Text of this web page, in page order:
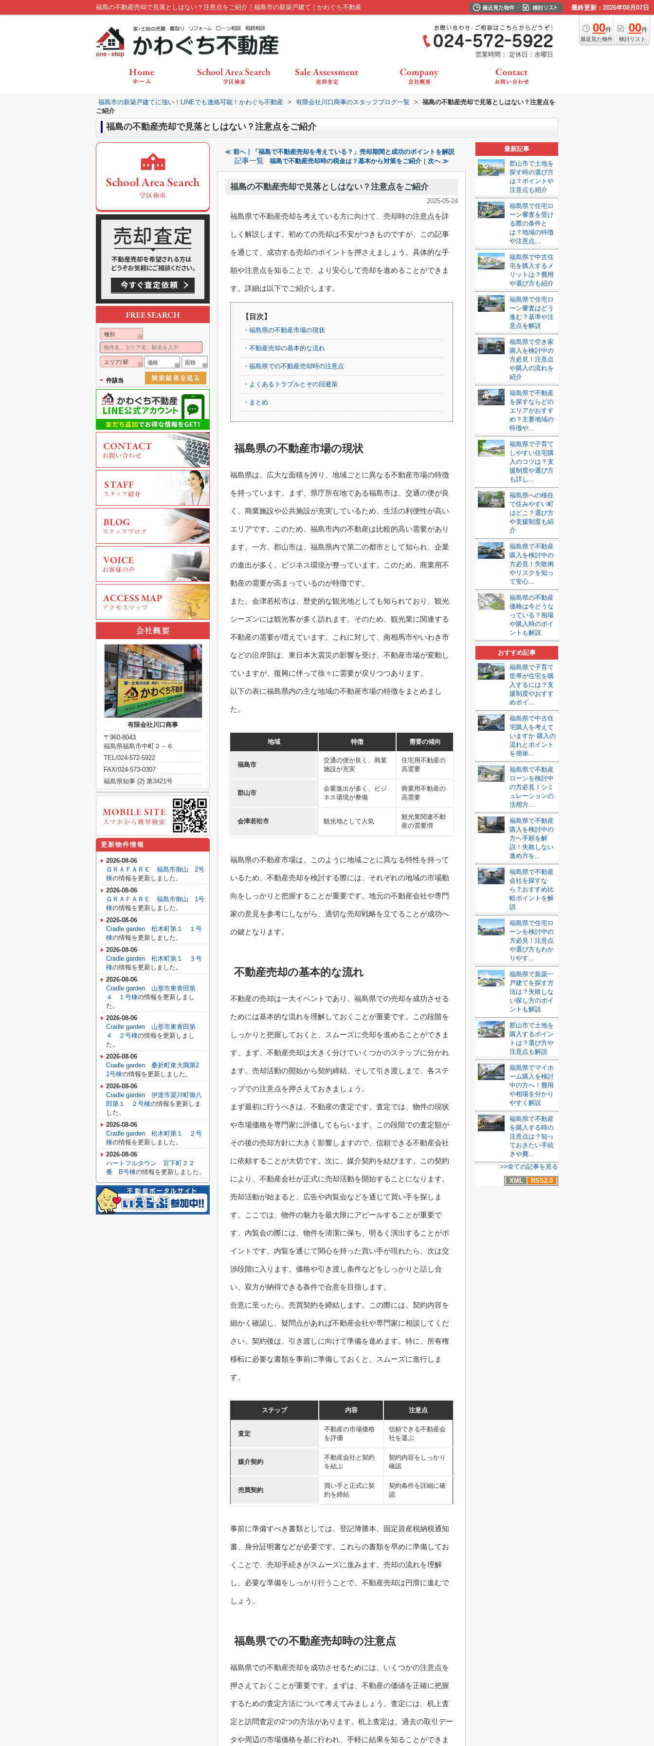
福島の不動産売却で見落としはない？注意点をご紹介｜福島市の新築戸建て｜かわぐち不動産 最終更新：2026年08月07日
00件
最近見た物件
00件
検討リスト
営業時間： 定休日：水曜日
福島市の新築戸建てに強い！LINEでも連絡可能！かわぐち不動産 > 有限会社川口商事のスタッフブログ一覧 >
福島の不動産売却で見落としはない？注意点を
ご紹介
福島の不動産売却で見落としはない？注意点をご紹介
≪ 前へ｜「福島で不動産売却を考えている？」売却期間と成功のポイントを解説
記事一覧 福島で不動産売却時の税金は？基本から対策をご紹介｜次へ ≫
福島の不動産売却で見落としはない？注意点をご紹介
2025-05-24
福島県で不動産売却を考えている方に向けて、売却時の注意点を詳
しく解説します。初めての売却は不安がつきものですが、この記事
を通じて、成功する売却のポイントを押さえましょう。具体的な手
順や注意点を知ることで、より安心して売却を進めることができま
す。詳細は以下でご紹介します。
【目次】
・福島県の不動産市場の現状
・不動産売却の基本的な流れ
・福島県での不動産売却時の注意点
・よくあるトラブルとその回避策
・まとめ
福島県の不動産市場の現状
福島県は、広大な面積を誇り、地域ごとに異なる不動産市場の特徴
を持っています。まず、県庁所在地である福島市は、交通の便が良
く、商業施設や公共施設が充実しているため、生活の利便性が高い
エリアです。このため、福島市内の不動産は比較的高い需要があり
ます。一方、郡山市は、福島県内で第二の都市として知られ、企業
の進出が多く、ビジネス環境が整っています。このため、商業用不
動産の需要が高まっているのが特徴です。
また、会津若松市は、歴史的な観光地としても知られており、観光
シーズンには観光客が多く訪れます。そのため、観光業に関連する
不動産の需要が増えています。これに対して、南相馬市やいわき市
などの沿岸部は、東日本大震災の影響を受け、不動産市場が変動し
ていますが、復興に伴って徐々に需要が戻りつつあります。
以下の表に福島県内の主な地域の不動産市場の特徴をまとめまし
た。
地域 特徴 需要の傾向
福島市
交通の便が良く、商業
施設が充実
住宅用不動産の
高需要
郡山市
企業進出が多く、ビジ
ネス環境が整備
商業用不動産の
高需要
会津若松市 観光地として人気
観光業関連不動
産の需要増
福島県の不動産市場は、このように地域ごとに異なる特性を持って
いるため、不動産売却を検討する際には、それぞれの地域の市場動
向をしっかりと把握することが重要です。地元の不動産会社や専門
家の意見を参考にしながら、適切な売却戦略を立てることが成功へ
の鍵となります。
不動産売却の基本的な流れ
不動産の売却は一大イベントであり、福島県での売却を成功させる
ためには基本的な流れを理解しておくことが重要です。この段階を
しっかりと把握しておくと、スムーズに売却を進めることができま
す。まず、不動産売却は大きく分けていくつかのステップに分かれ
ます。売却活動の開始から契約締結、そして引き渡しまで、各ステ
ップでの注意点を押さえておきましょう。
まず最初に行うべきは、不動産の査定です。査定では、物件の現状
や市場価格を専門家に評価してもらいます。この段階での査定額が
その後の売却方針に大きく影響しますので、信頼できる不動産会社
に依頼することが大切です。次に、媒介契約を結びます。この契約
により、不動産会社が正式に売却活動を開始することになります。
売却活動が始まると、広告や内覧会などを通じて買い手を探しま
す。ここでは、物件の魅力を最大限にアピールすることが重要で
す。内覧会の際には、物件を清潔に保ち、明るく演出することがポ
イントです。内覧を通じて関心を持った買い手が現れたら、次は交
渉段階に入ります。価格や引き渡し条件などをしっかりと話し合
い、双方が納得できる条件で合意を目指します。
合意に至ったら、売買契約を締結します。この際には、契約内容を
細かく確認し、疑問点があれば不動産会社や専門家に相談してくだ
さい。契約後は、引き渡しに向けて準備を進めます。特に、所有権
移転に必要な書類を事前に準備しておくと、スムーズに進行しま
す。
ステップ 内容 注意点
査定
不動産の市場価格
を評価
信頼できる不動産会
社を選ぶ
媒介契約
不動産会社と契約
を結ぶ
契約内容をしっかり
確認
売買契約
買い手と正式に契
約を締結
契約条件を詳細に確
認
事前に準備すべき書類としては、登記簿謄本、固定資産税納税通知
書、身分証明書などが必要です。これらの書類を早めに準備してお
くことで、売却手続きがスムーズに進みます。売却の流れを理解
し、必要な準備をしっかり行うことで、不動産売却は円滑に進むで
しょう。
福島県での不動産売却時の注意点
福島県での不動産売却を成功させるためには、いくつかの注意点を
押さえておくことが重要です。まずは、不動産の価値を正確に把握
するための査定方法について考えてみましょう。査定には、机上査
定と訪問査定の2つの方法があります。机上査定は、過去の取引デー
タや周辺の市場価格を基に行われ、手軽に結果を知ることができま
最新記事
郡山市で土地を
探す時の選び方
は？ポイントや
注意点も紹介
福島県で住宅ロ
ーン審査を受け
る際の条件と
は？地域の特徴
や注意点...
福島県で中古住
宅を購入するメ
リットは？費用
や選び方も紹介
福島県で住宅ロ
ーン審査はどう
進む？基準や注
意点を解説
福島県で空き家
購入を検討中の
方必見！注意点
や購入の流れを
紹介
福島県で不動産
を探すならどの
エリアがおすす
め？主要地域の
特徴や...
福島県で子育て
しやすい住宅購
入のコツは？支
援制度や選び方
も詳し...
福島県への移住
で住みやすい町
はどこ？選び方
や支援制度も紹
介
福島県で不動産
購入を検討中の
方必見！失敗例
やリスクを知っ
て安心...
福島県の不動産
価格は今どうな
っている？相場
や購入時のポイ
ントも解説
おすすめ記事
福島県で子育て
世帯が住宅を購
入するには？支
援制度やおすす
めポイ...
福島県で中古住
宅購入を考えて
いますか 購入の
流れとポイント
を簡単...
福島県で不動産
ローンを検討中
の方必見！シミ
ュレーションの
活用方...
福島県で不動産
購入を検討中の
方へ手順を解
説！失敗しない
進め方を...
福島県で不動産
会社を探すな
ら？おすすめ比
較ポイントを解
説
福島県で住宅ロ
ーンを検討中の
方必見！注意点
や選び方もわか
りやす...
福島県で新築一
戸建てを探す方
法は？失敗しな
い探し方のポイ
ントも解説
郡山市で土地を
購入するポイン
トは？選び方や
注意点も解説
福島県でマイホ
ーム購入を検討
中の方へ！費用
や相場を分かり
やすく解説
福島県で不動産
を購入する時の
注意点は？知っ
ておきたい手続
きや費...
>>全ての記事を見る
XML
RSS2.0
種別
エリア| 駅 価格 面積
- 件該当
有限会社川口商事
〒960-8043
福島県福島市中町２－６
TEL/024-572-5922
FAX/024-573-0307
福島県知事 (2) 第3421号
更新物件情報
2026-08-06
ＧＲＡＦＡＲＥ 福島市御山 2号
棟の情報を更新しました。
2026-08-06
ＧＲＡＦＡＲＥ 福島市御山 1号
棟の情報を更新しました。
2026-08-06
Cradle garden 松木町第１ １号
棟の情報を更新しました。
2026-08-06
Cradle garden 松木町第１ ３号
棟の情報を更新しました。
2026-08-06
Cradle garden 山形市東青田第
４ １号棟の情報を更新しまし
た。
2026-08-06
Cradle garden 山形市東青田第
４ ２号棟の情報を更新しまし
た。
2026-08-06
Cradle garden 桑折町東大隅第2
1号棟の情報を更新しました。
2026-08-06
Cradle garden 伊達市梁川町御八
郎第１ ２号棟の情報を更新しま
した。
2026-08-06
Cradle garden 松木町第１ ２号
棟の情報を更新しました。
2026-08-06
ハートフルタウン 宮下町２２
番 B号棟の情報を更新しました。